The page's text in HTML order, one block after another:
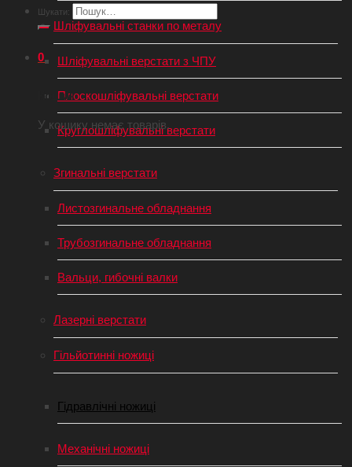
Шукати:
0
Кошик
У кошику немає товарів.
Шліфувальні станки по металу
Шліфувальні верстати з ЧПУ
Плоскошліфувальні верстати
Круглошліфувальні верстати
Згинальні верстати
Листозгинальне обладнання
Трубозгинальне обладнання
Вальци, гибочні валки
Лазерні верстати
Гільйотинні ножиці
Гідравлічні ножиці
Механічні ножиці